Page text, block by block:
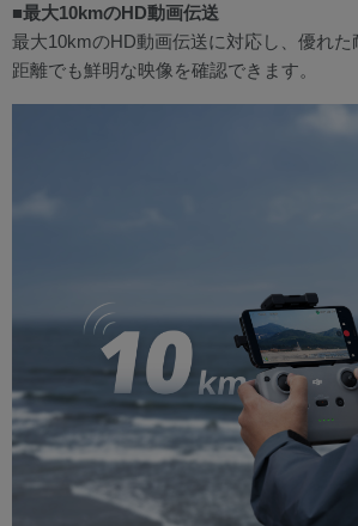
■最大10kmのHD動画伝送
最大10kmのHD動画伝送に対応し、優れた
距離でも鮮明な映像を確認できます。